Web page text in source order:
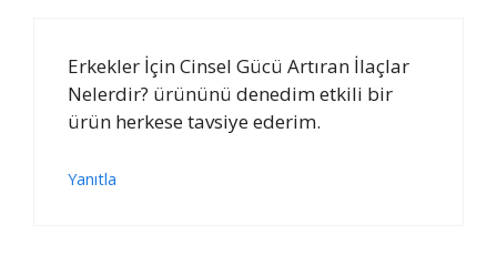
Erkekler İçin Cinsel Gücü Artıran İlaçlar
Nelerdir? ürününü denedim etkili bir
ürün herkese tavsiye ederim.
Yanıtla